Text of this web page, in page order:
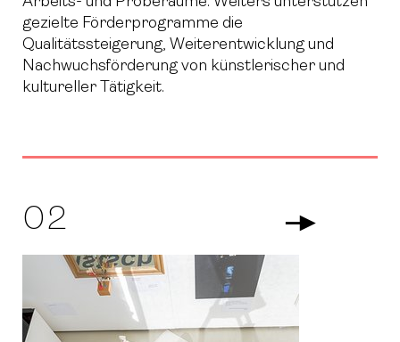
gezielte Förderprogramme die
Qualitätssteigerung, Weiterentwicklung und
Nachwuchsförderung von künstlerischer und
kultureller Tätigkeit.
02 Arrow